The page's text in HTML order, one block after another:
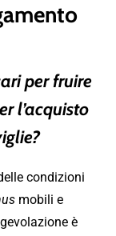
per fruire
l’acquisto
condizioni
mobili e
è